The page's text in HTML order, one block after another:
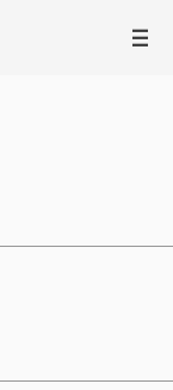
III